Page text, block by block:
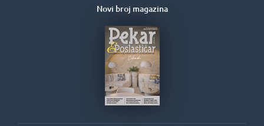
Novi broj magazina